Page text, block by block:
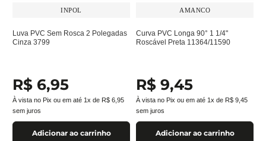
INPOL
Luva PVC Sem Rosca 2 Polegadas
Cinza 3799
R$ 6,95
À vista no Pix ou em até 1x de R$ 6 95
sem juros
Adicionar ao carrinho
AMANCO
Curva PVC Longa 90° 1 1/4"
Roscável Preta 11364/11590
R$ 9,45
À vista no Pix ou em até 1x de R$ 9 45
sem juros
Adicionar ao carrinho